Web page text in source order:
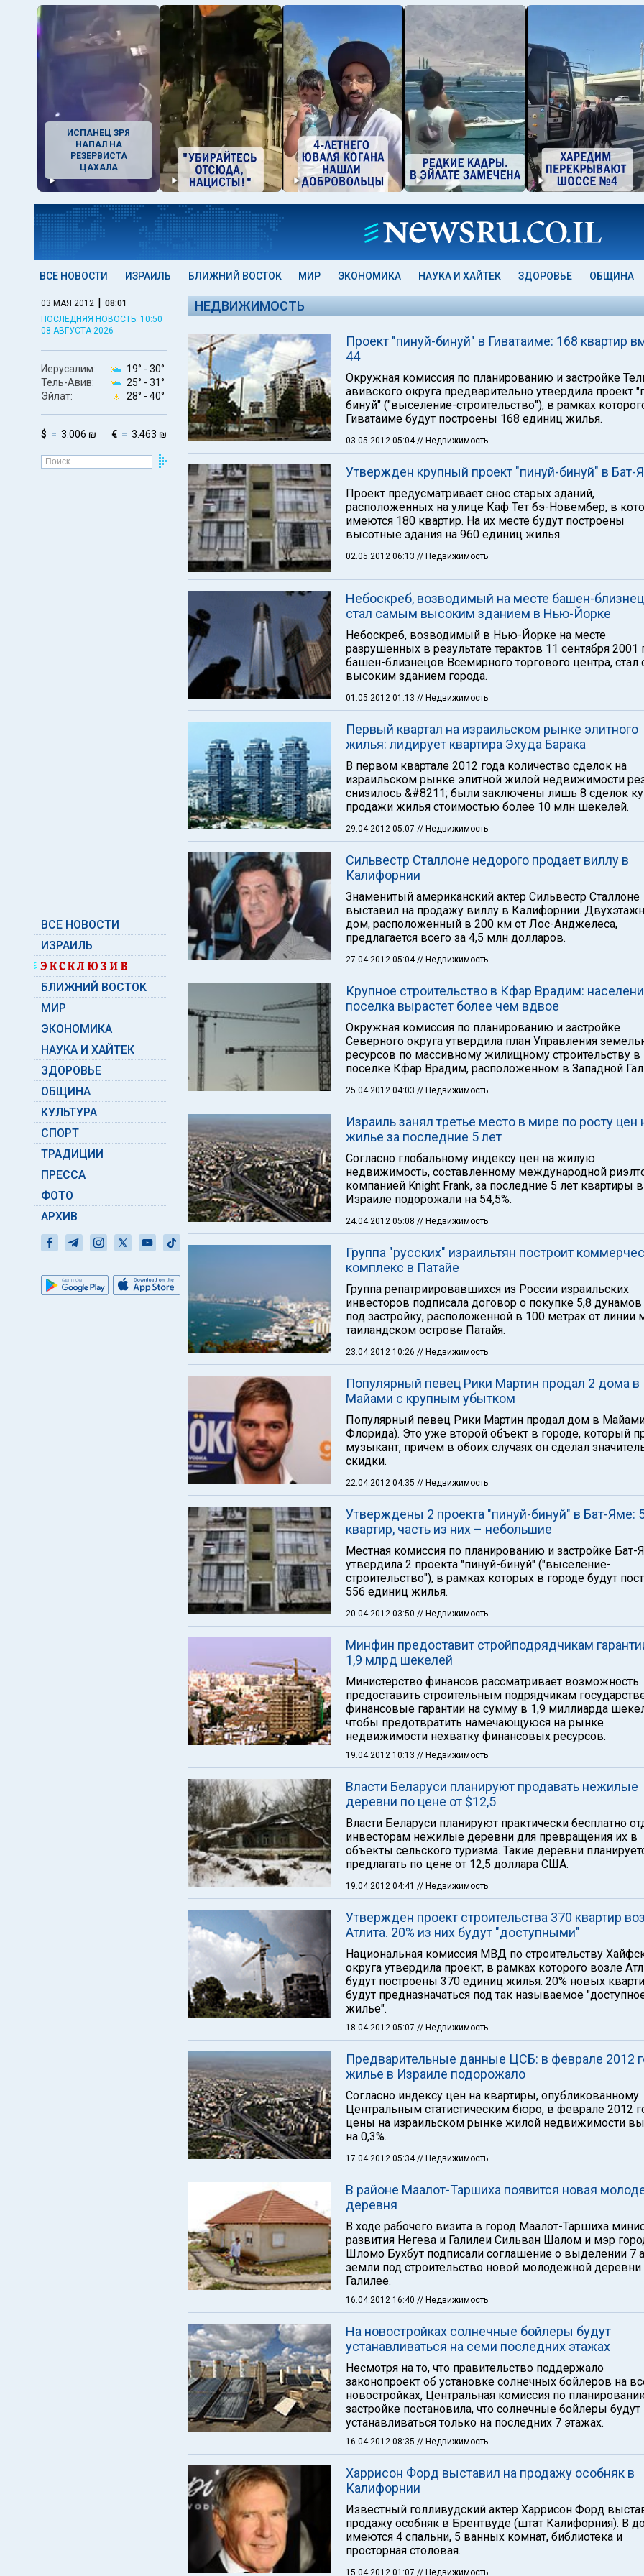
ИСПАНЕЦ ЗРЯ
НАПАЛ НА
РЕЗЕРВИСТА
ЦАХАЛА
ВСЕ НОВОСТИ ИЗРАИЛЬ БЛИЖНИЙ ВОСТОК МИР ЭКОНОМИКА НАУКА И ХАЙТЕК ЗДОРОВЬЕ ОБЩИНА
03 МАЯ 2012 | 08:01
ПОСЛЕДНЯЯ НОВОСТЬ: 10:50
08 АВГУСТА 2026
Иерусалим: 19° - 30°
Тель-Авив:
25° - 31°
Эйлат:
28° - 40°
$ 3.006 ₪ € 3.463 ₪
ВСЕ НОВОСТИ
ИЗРАИЛЬ
БЛИЖНИЙ ВОСТОК
МИР
ЭКОНОМИКА
НАУКА И ХАЙТЕК
ЗДОРОВЬЕ
ОБЩИНА
КУЛЬТУРА
СПОРТ
ТРАДИЦИИ
ПРЕССА
ФОТО
АРХИВ
НЕДВИЖИМОСТЬ
Проект "пинуй-бинуй" в Гиватаиме: 168 квартир
44
Окружная комиссия по планированию и застройке
авивского округа предварительно утвердила проект
бинуй" ("выселение-строительство"), в рамках
Гиватаиме будут построены 168 единиц жилья.
03.05.2012 05:04// Недвижимость
Утвержден крупный проект "пинуй-бинуй" в Бат-
Проект предусматривает снос старых зданий,
расположенных на улице Каф Тет бэ-Новембер, в
имеются 180 квартир. На их месте будут построены
высотные здания на 960 единиц жилья.
02.05.2012 06:13 // Недвижимость
Небоскреб, возводимый на месте башен-
стал самым высоким зданием в Нью-Йорке
Небоскреб, возводимый в Нью-Йорке на месте
разрушенных в результате терактов 11 сентября 2001
башен-близнецов Всемирного торгового центра,
высоким зданием города.
01.05.2012 01:13 // Недвижимость
Первый квартал на израильском рынке элитного
жилья: лидирует квартира Эхуда Барака
В первом квартале 2012 года количество сделок на
израильском рынке элитной жилой недвижимости
снизилось &#8211; были заключены лишь 8 сделок
продажи жилья стоимостью более 10 млн шекелей.
29.04.2012 05:07 // Недвижимость
Сильвестр Сталлоне недорого продает виллу в
Калифорнии
Знаменитый американский актер Сильвестр Сталлоне
выставил на продажу виллу в Калифорнии.
дом, расположенный в 200 км от Лос-Анджелеса,
предлагается всего за 4,5 млн долларов.
27.04.2012 05:04// Недвижимость
Крупное строительство в Кфар Врадим:
поселка вырастет более чем вдвое
Окружная комиссия по планированию и застройке
Северного округа утвердила план Управления
ресурсов по массивному жилищному строительству в
поселке Кфар Врадим, расположенном в Западной
25.04.2012 04:03 // Недвижимость
Израиль занял третье место в мире по росту цен
жилье за последние 5 лет
Согласно глобальному индексу цен на жилую
недвижимость, составленному международной
компанией Knight Frank, за последние 5 лет квартиры в
Израиле подорожали на 54,5%.
24.04.2012 05:08 // Недвижимость
Группа "русских" израильтян построит
комплекс в Патайе
Группа репатриировавшихся из России израильских
инвесторов подписала договор о покупке 5,8
под застройку, расположенной в 100 метрах от линии
таиландском острове Патайя.
23.04.2012 10:26 // Недвижимость
Популярный певец Рики Мартин продал 2 дома в
Майами с крупным убытком
Популярный певец Рики Мартин продал дом в
Флорида). Это уже второй объект в городе, который
музыкант, причем в обоих случаях он сделал
скидки.
22.04.2012 04:35 // Недвижимость
Утверждены 2 проекта "пинуй-бинуй" в Бат-Яме:
квартир, часть из них – небольшие
Местная комиссия по планированию и застройке Бат-
утвердила 2 проекта "пинуй-бинуй" ("выселение-
строительство"), в рамках которых в городе будут
556 единиц жилья.
20.04.2012 03:50 // Недвижимость
Минфин предоставит стройподрядчикам
1,9 млрд шекелей
Министерство финансов рассматривает возможность
предоставить строительным подрядчикам
финансовые гарантии на сумму в 1,9 миллиарда
чтобы предотвратить намечающуюся на рынке
недвижимости нехватку финансовых ресурсов.
19.04.2012 10:13 // Недвижимость
Власти Беларуси планируют продавать нежилые
деревни по цене от $12,5
Власти Беларуси планируют практически бесплатно
инвесторам нежилые деревни для превращения их в
объекты сельского туризма. Такие деревни
предлагать по цене от 12,5 доллара США.
19.04.2012 04:41 // Недвижимость
Утвержден проект строительства 370 квартир
Атлита. 20% из них будут "доступными"
Национальная комиссия МВД по строительству
округа утвердила проект, в рамках которого возле
будут построены 370 единиц жилья. 20% новых
будут предназначаться под так называемое
жилье".
18.04.2012 05:07 // Недвижимость
Предварительные данные ЦСБ: в феврале 2012
жилье в Израиле подорожало
Согласно индексу цен на квартиры, опубликованному
Центральным статистическим бюро, в феврале 2012
цены на израильском рынке жилой недвижимости
на 0,3%.
17.04.2012 05:34// Недвижимость
В районе Маалот-Таршиха появится новая
деревня
В ходе рабочего визита в город Маалот-Таршиха
развития Негева и Галилеи Сильван Шалом и мэр
Шломо Бухбут подписали соглашение о выделении 7
земли под строительство новой молодёжной деревни
Галилее.
16.04.2012 16:40 // Недвижимость
На новостройках солнечные бойлеры будут
устанавливаться на семи последних этажах
Несмотря на то, что правительство поддержало
законопроект об установке солнечных бойлеров на
новостройках, Центральная комиссия по
застройке постановила, что солнечные бойлеры будут
устанавливаться только на последних 7 этажах.
16.04.2012 08:35 // Недвижимость
Харрисон Форд выставил на продажу особняк в
Калифорнии
Известный голливудский актер Харрисон Форд
продажу особняк в Брентвуде (штат Калифорния). В
имеются 4 спальни, 5 ванных комнат, библиотека и
просторная столовая.
15.04.2012 01:07 // Недвижимость